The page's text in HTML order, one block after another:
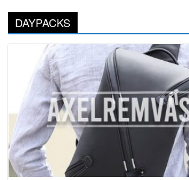
DAYPACKS